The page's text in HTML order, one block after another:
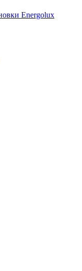
Energolux